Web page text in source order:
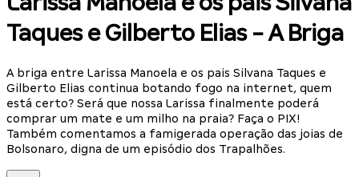
Taques e Gilberto Elias - A Briga
A briga entre Larissa Manoela e os pais Silvana Taques e
Gilberto Elias continua botando fogo na internet, quem
está certo? Será que nossa Larissa finalmente poderá
comprar um mate e um milho na praia? Faça o PIX!
Também comentamos a famigerada operação das joias de
Bolsonaro, digna de um episódio dos Trapalhões.